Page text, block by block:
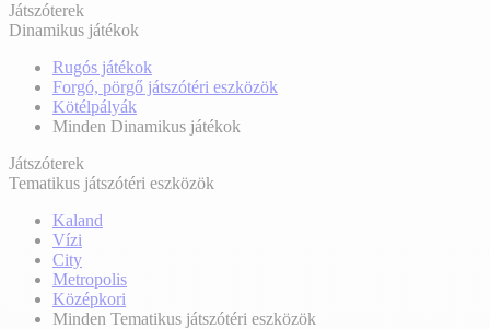
Játszóterek
Dinamikus játékok
Rugós játékok
Forgó, pörgő játszótéri eszközök
Kötélpályák
Minden Dinamikus játékok
Játszóterek
Tematikus játszótéri eszközök
Kaland
Vízi
City
Metropolis
Középkori
Minden Tematikus játszótéri eszközök